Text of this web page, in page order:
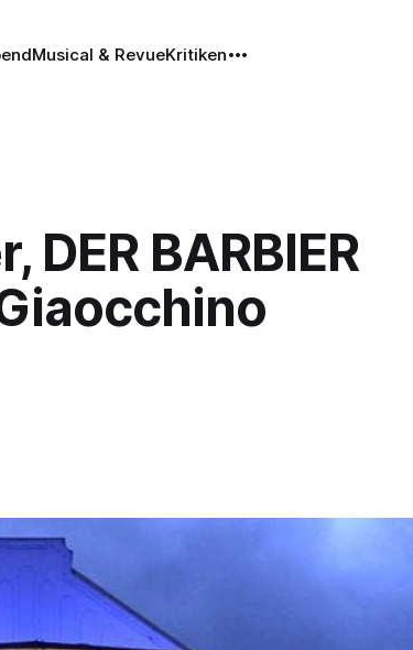
Musical & RevueKritiken
DER BARBIER